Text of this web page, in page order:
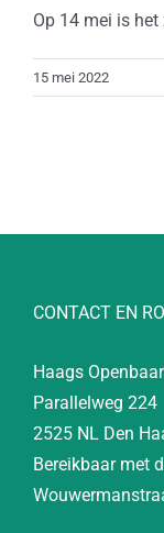
Op 14 mei is het
15 mei 2022
CONTACT EN
Haags
Parallelweg 224
2525 NL Den
Bereikbaar met